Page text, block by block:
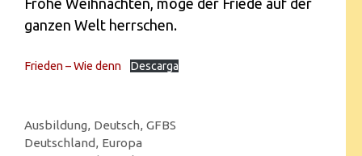
ganzen Welt herrschen.
Frieden – Wie denn Descarga
Ausbildung, Deutsch, GFBS
Deutschland, Europa